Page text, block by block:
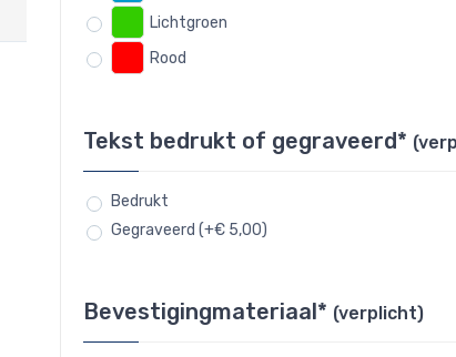
Lichtgroen
Rood
Tekst bedrukt of gegraveerd*
Bedrukt
Gegraveerd (+€ 5,00)
Bevestigingmateriaal* (verplicht)